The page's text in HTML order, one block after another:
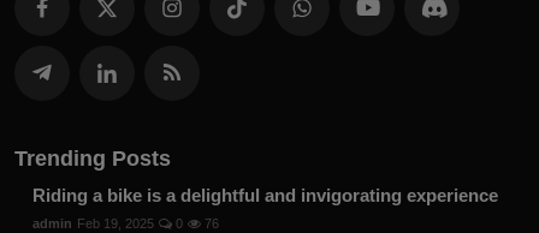
Trending Posts
Riding a bike is a delightful and invigorating experience
admin Feb 19, 2025 0 76